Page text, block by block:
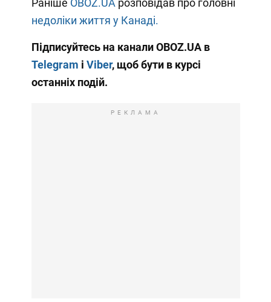
Раніше OBOZ.UA розповідав про головні
недоліки життя у Канаді.
Підписуйтесь на канали OBOZ.UA в
Telegram і Viber, щоб бути в курсі
останніх подій.
РЕКЛАМА